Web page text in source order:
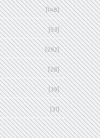
[148]
[53]
[292]
[28]
[39]
[31]